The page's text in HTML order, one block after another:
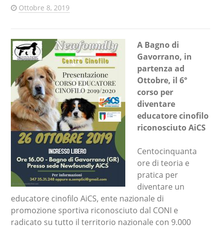
Ottobre 8, 2019
A Bagno di
Gavorrano, in
partenza ad
Ottobre, il 6°
corso per
diventare
educatore cinofilo
riconosciuto AiCS
Centocinquanta
ore di teoria e
pratica per
diventare un
educatore cinofilo AiCS, ente nazionale di
promozione sportiva riconosciuto dal CONI e
radicato su tutto il territorio nazionale con 9.000